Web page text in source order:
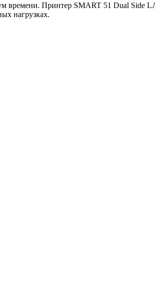
времени. Принтер SMART 51 Dual Side
нагрузках.